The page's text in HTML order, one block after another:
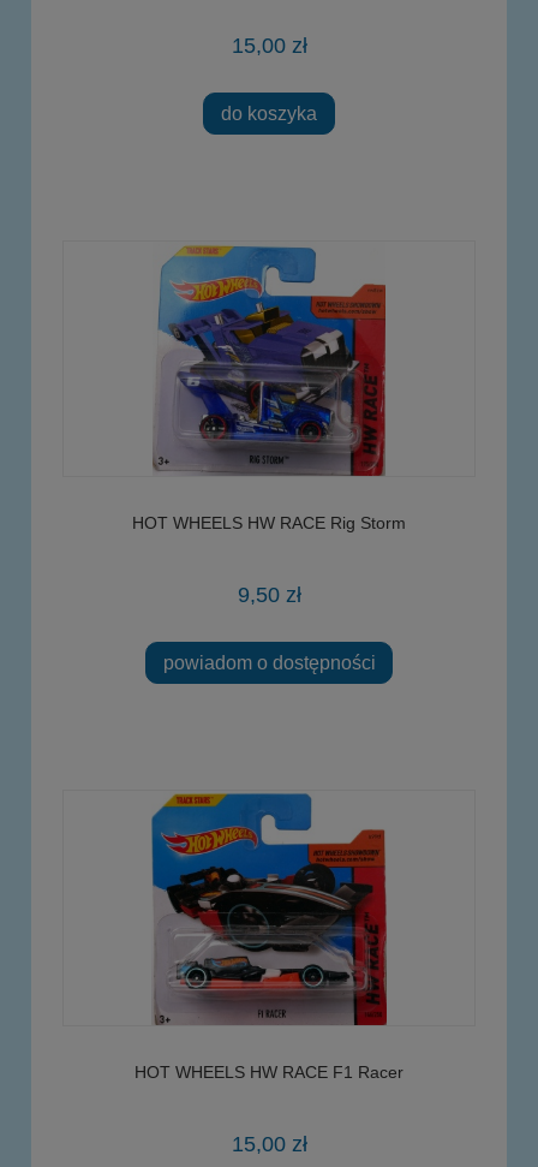
15,00 zł
do koszyka
HOT WHEELS HW RACE Rig Storm
9,50 zł
powiadom o dostępności
HOT WHEELS HW RACE F1 Racer
15,00 zł